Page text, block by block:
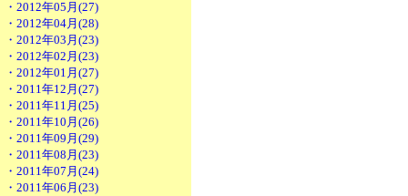
・2012年05月(27)
・2012年04月(28)
・2012年03月(23)
・2012年02月(23)
・2012年01月(27)
・2011年12月(27)
・2011年11月(25)
・2011年10月(26)
・2011年09月(29)
・2011年08月(23)
・2011年07月(24)
・2011年06月(23)